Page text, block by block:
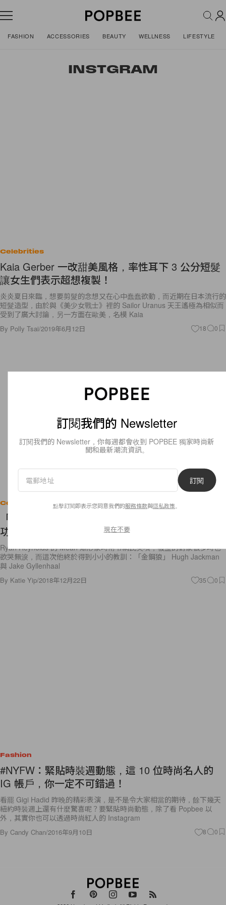
FASHION ACCESSORIES BEAUTY WELLNESS LIFESTYLE
INSTGRAM
Celebrities
Kaia Gerber 一改甜美風格，率性耳下 3 公分短髮
讓女生們表示超想複製！
炎炎夏日來臨，想要剪髮的念想又在心中蠢蠢欲動，而近期在日本流行的
短髮造型，由於與《美少女戰士》裡的 Sailor Uranus 天王遙極為相似而
受到了廣大討論，另一方面在歐美，名模 Kaia
By Polly Tsai/2019年6月12日 18 0
Celebrities
「死侍」慘被整！金鋼狼聯手 Jake Gyllenhaal 成
功扳回一城大笑不止
Ryan Reynolds 的 Mean 爆形象時常令網民笑噴，被整的對象很多時也
欲哭無淚，而這次他終於得到小小的教訓：「金鋼狼」 Hugh Jackman
與 Jake Gyllenhaal
By Katie Yip/2018年12月22日 35 0
Fashion
#NYFW：緊貼時裝週動態，這 10 位時尚名人的
IG 帳戶，你一定不可錯過！
看罷 Gigi Hadid 昨晚的精彩表演，是不是令大家相當的期待，餘下幾天
紐約時裝週上還有什麼驚喜呢？要緊貼時尚動態，除了看 Popbee 以
外，其實你也可以透過時尚紅人的 Instagram
By Candy Chan/2016年9月10日 8 0
訂閱我們的 Newsletter
訂閱我們的 Newsletter，你每週都會收到 POPBEE 獨家時尚新
聞和最新潮流資訊。
訂閱
點擊訂閱即表示您同意我們的服務條款與隱私政策
現在不要